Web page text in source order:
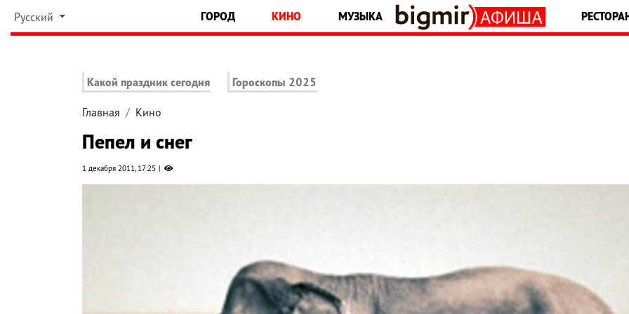
Русский ГОРОД КИНО МУЗЫКА
Какой праздник сегодня Гороскопы 2025
Главная Кино
Пепел и снег
1 декабря 2011, 17:25